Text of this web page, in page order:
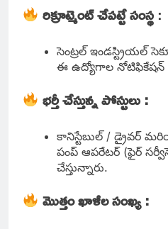
రిక్రూట్మెంట్ చేపట్టే సంస్థ:
సెంట్రల్ ఇండస్ట్రియల్
ఈ ఉద్యోగాల నోటిఫికేషన్
భర్తీ చేస్తున్న పోస్టులు :
కానిస్టేబుల్ / డ్రైవర్
పంప్ ఆపరేటర్ (ఫైర్
చేస్తున్నారు.
మొత్తం ఖాళీల సంఖ్య :